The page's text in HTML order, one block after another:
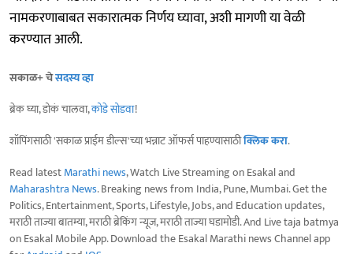
नामकरणाबाबत सकारात्मक निर्णय घ्यावा, अशी मागणी या वेळी
करण्यात आली.
सकाळ+ चेसदस्य व्हा
ब्रेक घ्या, डोकं चालवा,कोडे सोडवा!
शॉपिंगसाठी 'सकाळ प्राईम डील्स'च्या भन्नाट ऑफर्स पाहण्यासाठीक्लिक करा.
Read latestMarathi news, Watch Live Streaming on Esakal and
Maharashtra News. Breaking news from India, Pune, Mumbai. Get the
Politics, Entertainment, Sports, Lifestyle, Jobs, and Education updates,
मराठी ताज्या बातम्या, मराठी ब्रेकिंग न्यूज, मराठी ताज्या घडामोडी. And Live taja batmya
on Esakal Mobile App. Download the Esakal Marathi news Channel app